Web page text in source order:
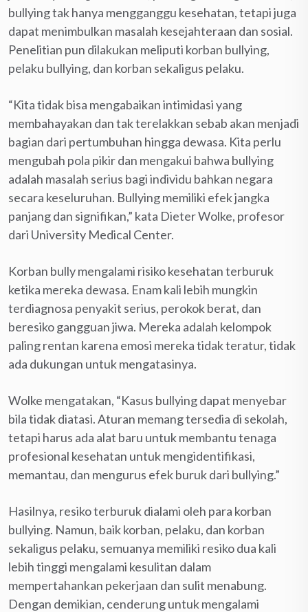
bullying tak hanya mengganggu kesehatan, tetapi juga
dapat menimbulkan masalah kesejahteraan dan sosial.
Penelitian pun dilakukan meliputi korban bullying,
pelaku bullying, dan korban sekaligus pelaku.
“Kita tidak bisa mengabaikan intimidasi yang
membahayakan dan tak terelakkan sebab akan menjadi
bagian dari pertumbuhan hingga dewasa. Kita perlu
mengubah pola pikir dan mengakui bahwa bullying
adalah masalah serius bagi individu bahkan negara
secara keseluruhan. Bullying memiliki efek jangka
panjang dan signifikan,” kata Dieter Wolke, profesor
dari University Medical Center.
Korban bully mengalami risiko kesehatan terburuk
ketika mereka dewasa. Enam kali lebih mungkin
terdiagnosa penyakit serius, perokok berat, dan
beresiko gangguan jiwa. Mereka adalah kelompok
paling rentan karena emosi mereka tidak teratur, tidak
ada dukungan untuk mengatasinya.
Wolke mengatakan, “Kasus bullying dapat menyebar
bila tidak diatasi. Aturan memang tersedia di sekolah,
tetapi harus ada alat baru untuk membantu tenaga
profesional kesehatan untuk mengidentifikasi,
memantau, dan mengurus efek buruk dari bullying.”
Hasilnya, resiko terburuk dialami oleh para korban
bullying. Namun, baik korban, pelaku, dan korban
sekaligus pelaku, semuanya memiliki resiko dua kali
lebih tinggi mengalami kesulitan dalam
mempertahankan pekerjaan dan sulit menabung.
Dengan demikian, cenderung untuk mengalami